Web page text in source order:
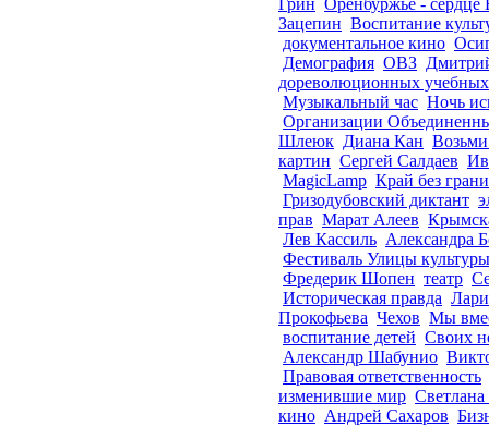
Зацепин Воспитание
документальное кино
Демография ОВЗ
дореволюционных учебных
Музыкальный час Ночь
Организации
Шлеюк Диана Кан
картин Сергей Салдаев
MagicLamp Край без
Гризодубовский диктант
прав Марат Алеев
Лев Кассиль Александра
Фестиваль Улицы культуры
Фредерик Шопен театр
Историческая правда
Прокофьева Чехов Мы
воспитание детей Своих
Александр Шабунио
Правовая ответственность
изменившие мир
кино Андрей Сахаров